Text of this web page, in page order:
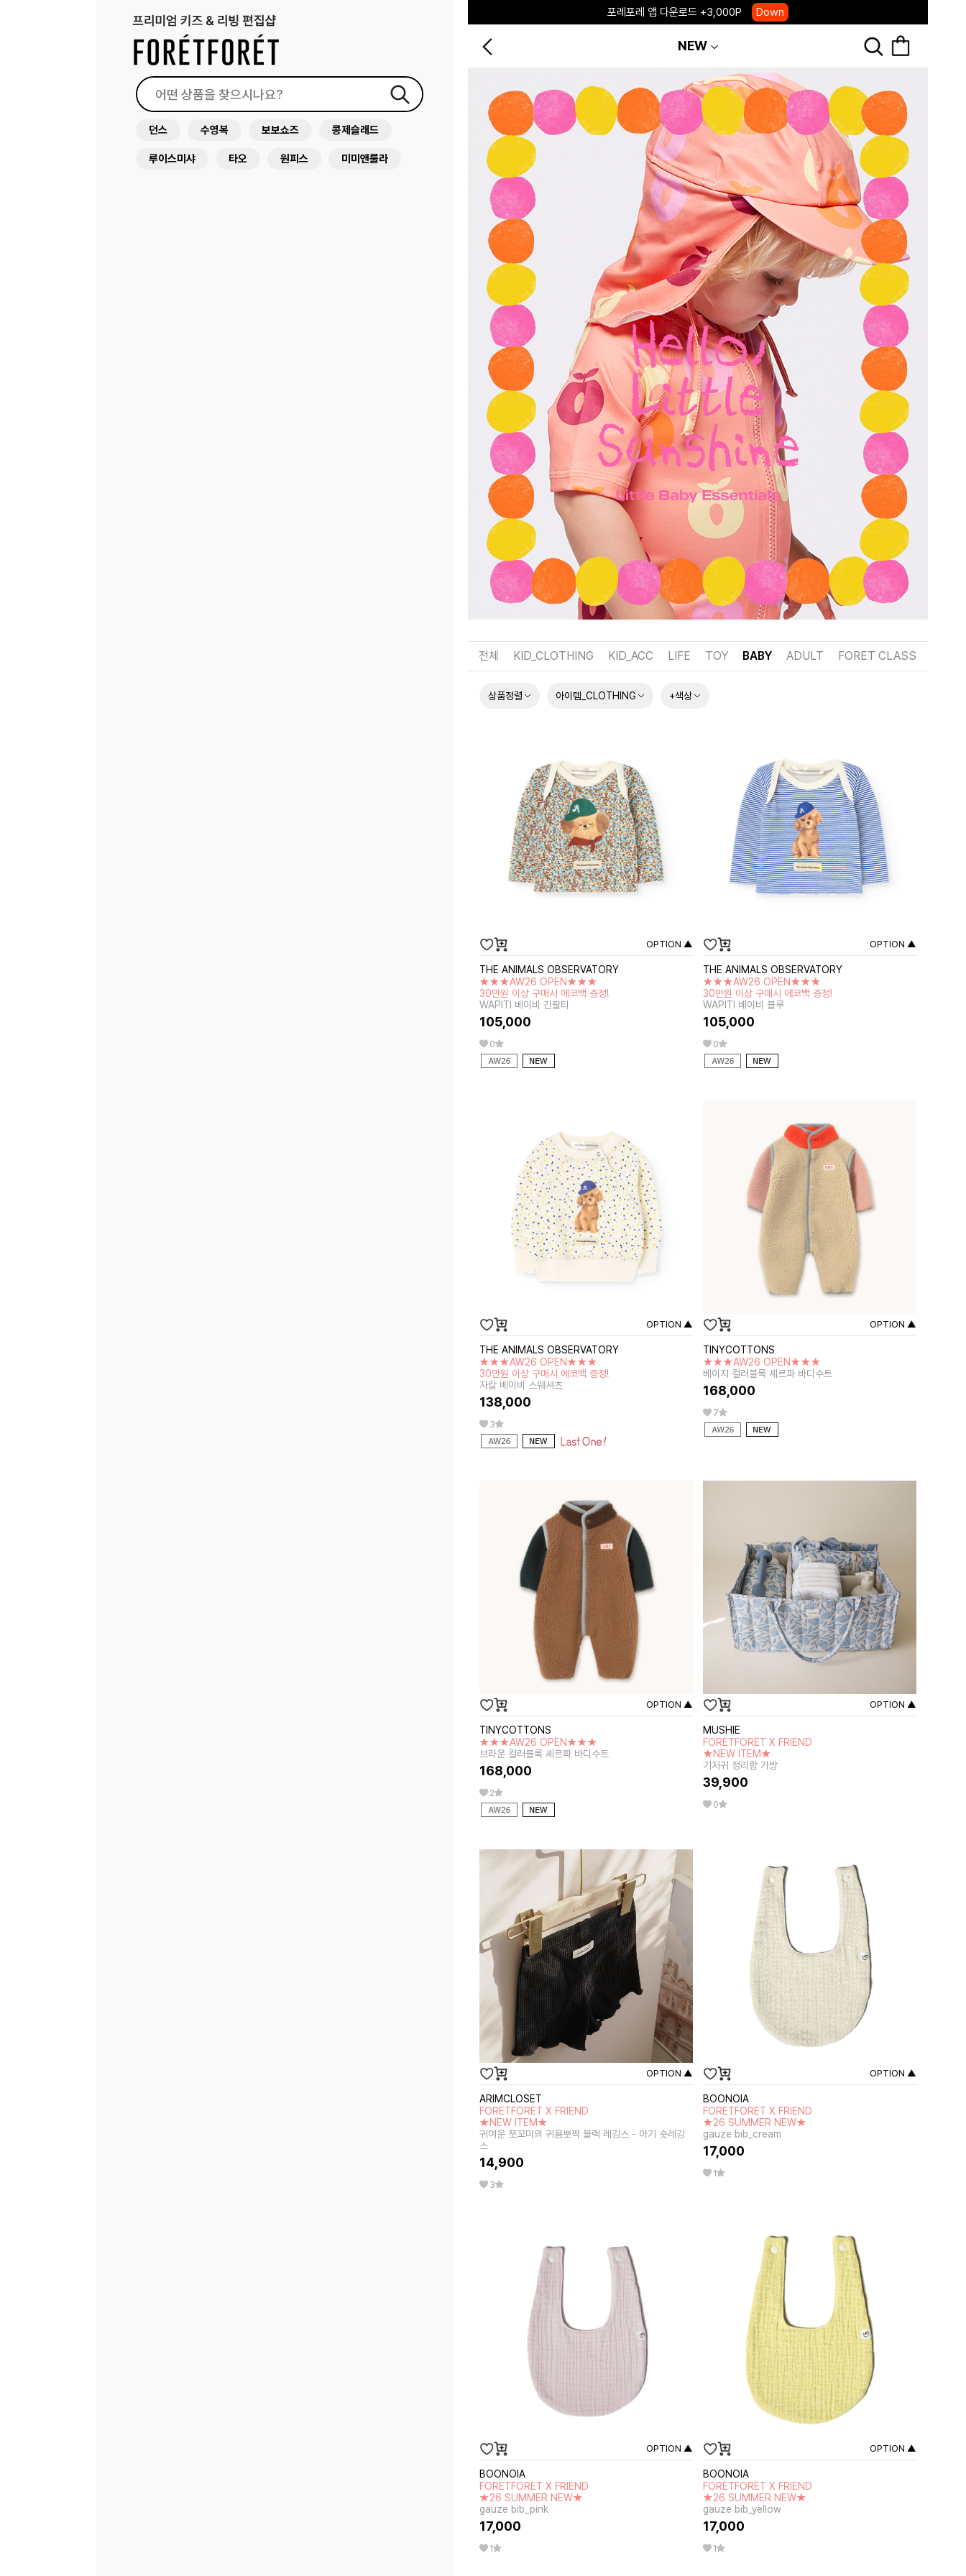
포레포레 앱 다운로드 +3,000P Down
NEW
전체 KID_CLOTHING KID_ACC LIFE TOY BABY ADULT FORET CLASS
상품정렬 아이템_CLOTHING +색상
OPTION ▲
THE ANIMALS OBSERVATORY
★★★AW26 OPEN★★★
30만원 이상 구매시 에코백 증정!
WAPITI 베이비 긴팔티
105,000
0
OPTION ▲
THE ANIMALS OBSERVATORY
★★★AW26 OPEN★★★
30만원 이상 구매시 에코백 증정!
WAPITI 베이비 블루
105,000
0
OPTION ▲
THE ANIMALS OBSERVATORY
★★★AW26 OPEN★★★
30만원 이상 구매시 에코백 증정!
자칼 베이비 스웨셔츠
138,000
3
OPTION ▲
TINYCOTTONS
★★★AW26 OPEN★★★
베이지 컬러블록 셰르파 바디수트
168,000
7
OPTION ▲
TINYCOTTONS
★★★AW26 OPEN★★★
브라운 컬러블록 셰르파 바디수트
168,000
2
OPTION ▲
MUSHIE
FORETFORET X FRIEND
★NEW ITEM★
기저귀 정리함 가방
39,900
0
OPTION ▲
ARIMCLOSET
FORETFORET X FRIEND
★NEW ITEM★
귀여운 쪼꼬미의 귀욤뽀짝 블랙 레깅스 - 아기 숏레깅
스
14,900
3
OPTION ▲
BOONOIA
FORETFORET X FRIEND
★26 SUMMER NEW★
gauze bib_cream
17,000
1
OPTION ▲
BOONOIA
FORETFORET X FRIEND
★26 SUMMER NEW★
gauze bib_pink
17,000
1
OPTION ▲
BOONOIA
FORETFORET X FRIEND
★26 SUMMER NEW★
gauze bib_yellow
17,000
1
던스 수영복 보보쇼즈 콩제슬래드
루이스미샤 타오 원피스 미미앤룰라